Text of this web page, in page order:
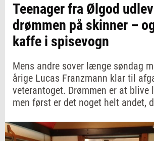
Teenager fra Ølgod
drømmen på skinner –
kaffe i spisevogn
Mens andre sover længe søndag
årige Lucas Franzmann klar til
veterantoget. Drømmen er at blive
men først er det noget helt andet,